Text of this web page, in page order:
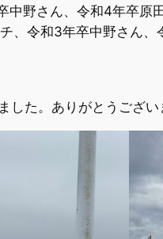
野さん、令和4年卒原
、令和3年卒中野さん
した。ありがとうござい